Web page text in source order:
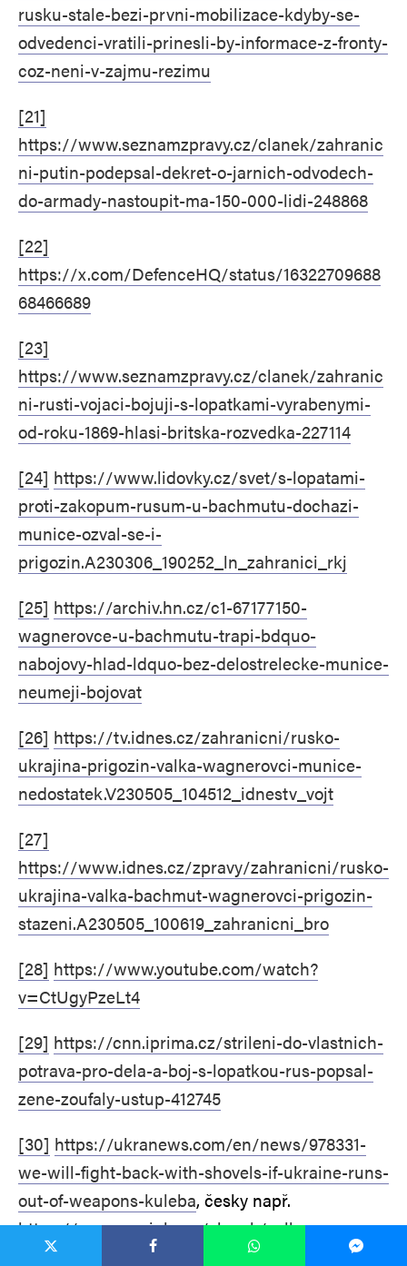
rusku-stale-bezi-prvni-mobilizace-kdyby-se-
odvedenci-vratili-prinesli-by-informace-z-fronty-
coz-neni-v-zajmu-rezimu
[21]
https://www.seznamzpravy.cz/clanek/zahranic
ni-putin-podepsal-dekret-o-jarnich-odvodech-
do-armady-nastoupit-ma-150-000-lidi-248868
[22]
https://x.com/DefenceHQ/status/16322709688
68466689
[23]
https://www.seznamzpravy.cz/clanek/zahranic
ni-rusti-vojaci-bojuji-s-lopatkami-vyrabenymi-
od-roku-1869-hlasi-britska-rozvedka-227114
[24] https://www.lidovky.cz/svet/s-lopatami-
proti-zakopum-rusum-u-bachmutu-dochazi-
munice-ozval-se-i-
prigozin.A230306_190252_ln_zahranici_rkj
[25] https://archiv.hn.cz/c1-67177150-
wagnerovce-u-bachmutu-trapi-bdquo-
nabojovy-hlad-ldquo-bez-delostrelecke-munice-
neumeji-bojovat
[26] https://tv.idnes.cz/zahranicni/rusko-
ukrajina-prigozin-valka-wagnerovci-munice-
nedostatek.V230505_104512_idnestv_vojt
[27]
https://www.idnes.cz/zpravy/zahranicni/rusko-
ukrajina-valka-bachmut-wagnerovci-prigozin-
stazeni.A230505_100619_zahranicni_bro
[28] https://www.youtube.com/watch?
v=CtUgyPzeLt4
[29] https://cnn.iprima.cz/strileni-do-vlastnich-
potrava-pro-dela-a-boj-s-lopatkou-rus-popsal-
zene-zoufaly-ustup-412745
[30] https://ukranews.com/en/news/978331-
we-will-fight-back-with-shovels-if-ukraine-runs-
out-of-weapons-kuleba, česky např.
https://www.novinky.cz/clanek/valka-na-
ukrajine-ukrajinci-budou-proti-rusum-bojovat-